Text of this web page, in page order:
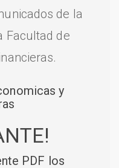
de la
Facultad de
y
PDF los